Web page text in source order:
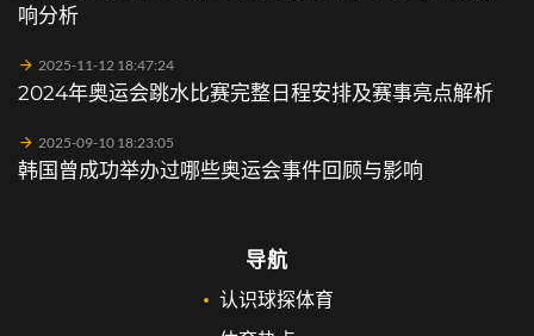
响分析
2025-11-12 18:47:24
2024年奥运会跳水比赛完整日程安排及赛事亮点解析
2025-09-10 18:23:05
韩国曾成功举办过哪些奥运会事件回顾与影响
导航
认识球探体育